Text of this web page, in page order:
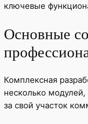
ключевые
Основные
Комплексная
несколько
за свой участок